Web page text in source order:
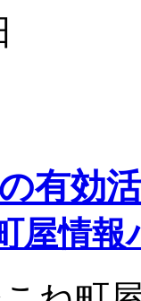
有効
屋情報